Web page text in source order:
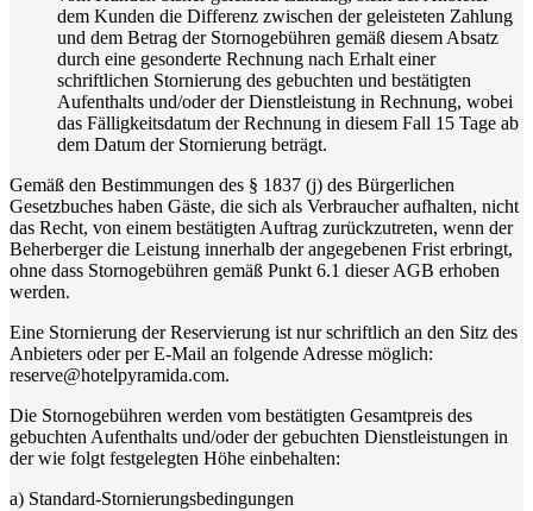
dem Kunden die Differenz zwischen der geleisteten Zahlung
und dem Betrag der Stornogebühren gemäß diesem Absatz
durch eine gesonderte Rechnung nach Erhalt einer
schriftlichen Stornierung des gebuchten und bestätigten
Aufenthalts und/oder der Dienstleistung in Rechnung, wobei
das Fälligkeitsdatum der Rechnung in diesem Fall 15 Tage ab
dem Datum der Stornierung beträgt.
Gemäß den Bestimmungen des § 1837 (j) des Bürgerlichen
Gesetzbuches haben Gäste, die sich als Verbraucher aufhalten, nicht
das Recht, von einem bestätigten Auftrag zurückzutreten, wenn der
Beherberger die Leistung innerhalb der angegebenen Frist erbringt,
ohne dass Stornogebühren gemäß Punkt 6.1 dieser AGB erhoben
werden.
Eine Stornierung der Reservierung ist nur schriftlich an den Sitz des
Anbieters oder per E-Mail an folgende Adresse möglich:
reserve@hotelpyramida.com.
Die Stornogebühren werden vom bestätigten Gesamtpreis des
gebuchten Aufenthalts und/oder der gebuchten Dienstleistungen in
der wie folgt festgelegten Höhe einbehalten:
a) Standard-Stornierungsbedingungen